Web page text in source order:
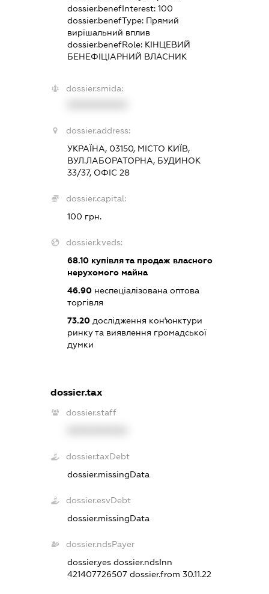
dossier.benefInterest: 100
dossier.benefType: Прямий
вирішальний вплив
dossier.benefRole: КІНЦЕВИЙ
БЕНЕФІЦІАРНИЙ ВЛАСНИК
dossier.smida:
dossier.address:
УКРАЇНА, 03150, МІСТО КИЇВ,
ВУЛ.ЛАБОРАТОРНА, БУДИНОК
33/37, ОФІС 28
dossier.capital:
100 грн.
dossier.kveds:
68.10купівля та продаж власного
нерухомого майна
46.90неспеціалізована оптова
торгівля
73.20дослідження кон'юнктури
ринку та виявлення громадської
думки
dossier.tax
dossier.staff
dossier.taxDebt
dossier.missingData
dossier.esvDebt
dossier.missingData
dossier.ndsPayer
dossier.yes dossier.ndsInn
421407726507 dossier.from 30.11.22